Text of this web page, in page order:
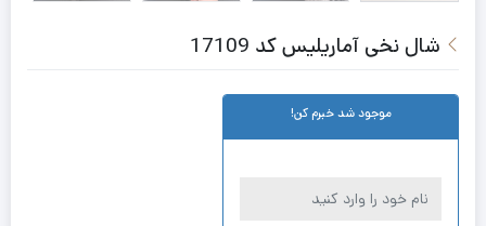
شال نخی آماریلیس کد 17109
موجود شد خبرم کن!